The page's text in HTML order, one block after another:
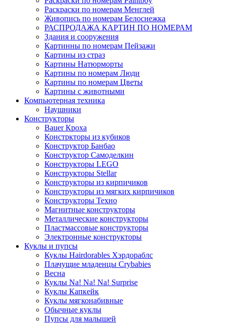
Раскраски по номерам Менглей
Живопись по номерам Белоснежка
РАСПРОДАЖА КАРТИН ПО НОМЕРАМ
Здания и сооружения
Картинны по номерам Пейзажи
Картины из страз
Картины Натюрморты
Картины по номерам Люди
Картины по номерам Цветы
Картины с животными
Компьютерная техника
Наушники
Конструкторы
Bauer Кроха
Констркторы из кубиков
Конструктор Банбао
Конструктор Самоделкин
Конструкторы LEGO
Конструкторы Stellar
Конструкторы из кирпичиков
Конструкторы из мягких кирпичиков
Конструкторы Техно
Магнитные конструкторы
Металлические конструкторы
Пластмассовые конструкторы
Электронные конструкторы
Куклы и пупсы
Куклы Hairdorables Хэрдораблс
Плачущие младенцы Crybabies
Весна
Куклы Na! Na! Na! Surprise
Куклы Капкейк
Куклы мягконабивные
Обычные куклы
Пупсы для малышей